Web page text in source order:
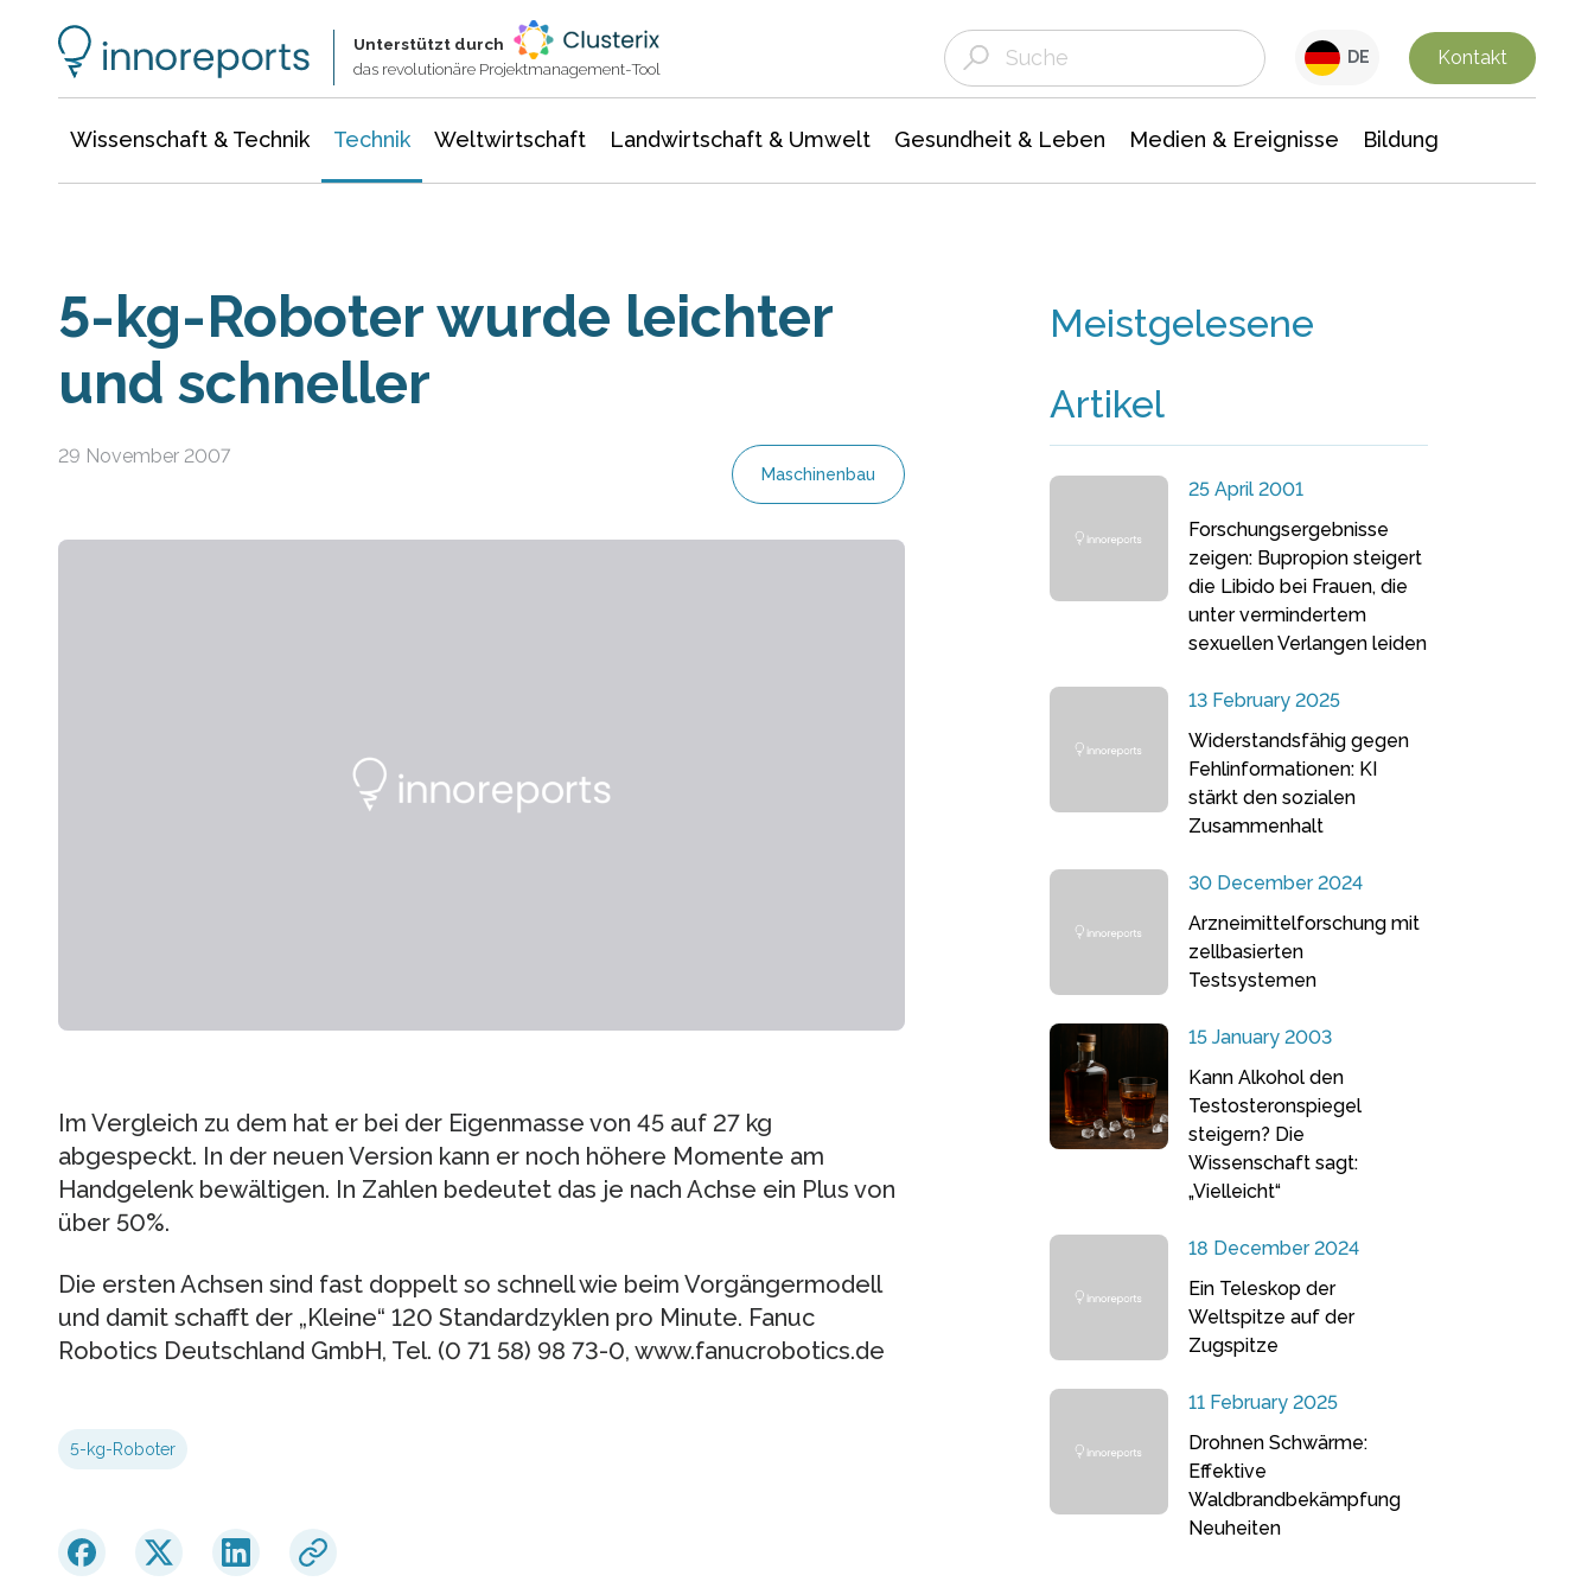
Unterstützt durch
das revolutionäre Projektmanagement-Tool
DE Kontakt
Wissenschaft & Technik Technik Weltwirtschaft Landwirtschaft & Umwelt Gesundheit & Leben Medien & Ereignisse Bildung
5-kg-Roboter wurde leichter
und schneller
29 November 2007
Maschinenbau
Im Vergleich zu dem hat er bei der Eigenmasse von 45 auf 27 kg
abgespeckt. In der neuen Version kann er noch höhere Momente am
Handgelenk bewältigen. In Zahlen bedeutet das je nach Achse ein Plus von
über 50%.
Die ersten Achsen sind fast doppelt so schnell wie beim Vorgängermodell
und damit schafft der „Kleine“ 120 Standardzyklen pro Minute. Fanuc
Robotics Deutschland GmbH, Tel. (0 71 58) 98 73-0, www.fanucrobotics.de
5-kg-Roboter
Meistgelesene
Artikel
25 April 2001
Forschungsergebnisse
zeigen: Bupropion steigert
die Libido bei Frauen, die
unter vermindertem
sexuellen Verlangen leiden
13 February 2025
Widerstandsfähig gegen
Fehlinformationen: KI
stärkt den sozialen
Zusammenhalt
30 December 2024
Arzneimittelforschung mit
zellbasierten
Testsystemen
15 January 2003
Kann Alkohol den
Testosteronspiegel
steigern? Die
Wissenschaft sagt:
„Vielleicht“
18 December 2024
Ein Teleskop der
Weltspitze auf der
Zugspitze
11 February 2025
Drohnen Schwärme:
Effektive
Waldbrandbekämpfung
Neuheiten